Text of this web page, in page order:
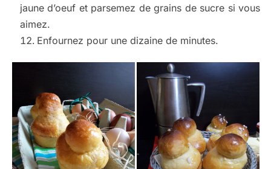
jaune d’oeuf et parsemez de grains de sucre si vous
aimez.
Enfournez pour une dizaine de minutes.